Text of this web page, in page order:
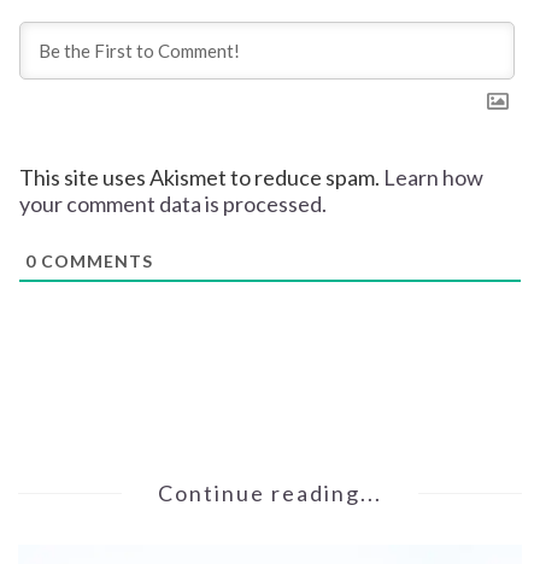
This site uses Akismet to reduce spam. Learn how
your comment data is processed.
0 COMMENTS
Continue reading...